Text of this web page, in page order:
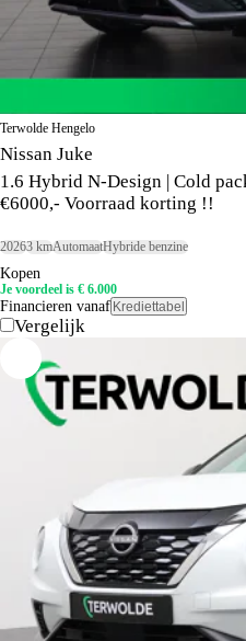
Terwolde Hengelo
Nissan Juke
1.6 Hybrid N-Design | Cold
€6000,- Voorraad korting !!
20263 kmAutomaatHybride benzine
Kopen
Je voordeel is € 6.000
Financieren vanaf Krediettabel
Vergelijk